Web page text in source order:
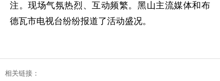
注。现场气氛热烈、互动频繁。黑山主流媒体和布
德瓦市电视台纷纷报道了活动盛况。
相关链接：